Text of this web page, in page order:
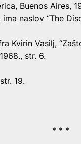
Buenos Aires,
naslov “The
Kvirin Vasilj,
str. 6.
19.
* * *